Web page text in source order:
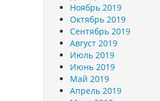
Ноябрь 2019
Октябрь 2019
Сентябрь 2019
Август 2019
Июль 2019
Июнь 2019
Май 2019
Апрель 2019